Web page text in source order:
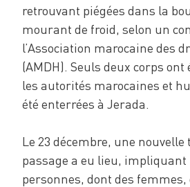
retrouvant piégées dans la
mourant de froid, selon un
l’Association marocaine des
(AMDH). Seuls deux corps
les autorités marocaines et
été enterrées à Jerada.
Le 23 décembre, une nouvelle
passage a eu lieu, impliquant
personnes, dont des